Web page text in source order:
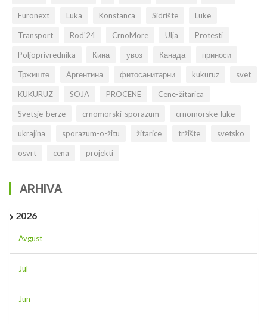
Euronext Luka Konstanca Sidrište Luke
Transport Rod'24 CrnoMore Ulja Protesti
Poljoprivrednika Кина увоз Канада приноси
Тржиште Аргентина фитосанитарни kukuruz svet
KUKURUZ SOJA PROCENE Cene-žitarica
Svetsje-berze crnomorski-sporazum crnomorske-luke
ukrajina sporazum-o-žitu žitarice tržište svetsko
osvrt cena projekti
ARHIVA
2026
Avgust
Jul
Jun